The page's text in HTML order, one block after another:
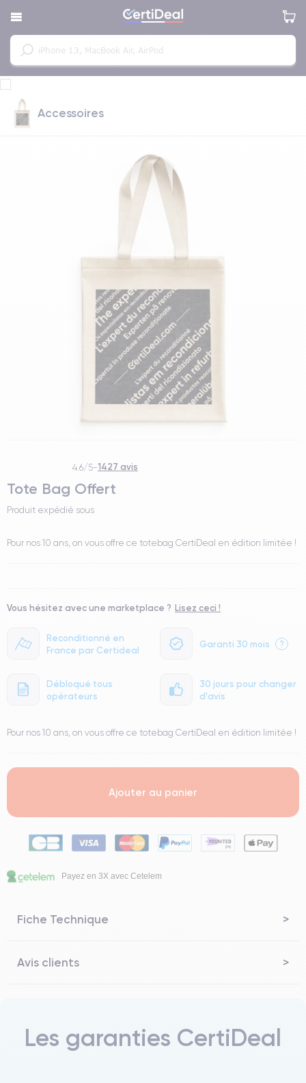
Accessoires
4.6/5-1427 avis
Tote Bag Offert
Produit expédié sous
Pour nos 10 ans, on vous offre ce totebag CertiDeal en édition limitée !
Reconditionné en
France par Certideal
Garanti 30 mois ?
Débloqué tous
opérateurs
30 jours pour changer
d'avis
Vous hésitez avec une marketplace ? Lisez ceci !
Pour nos 10 ans, on vous offre ce totebag CertiDeal en édition limitée !
Ajouter au panier
Payez en 3X avec Cetelem
Fiche Technique
Avis clients
Les garanties CertiDeal